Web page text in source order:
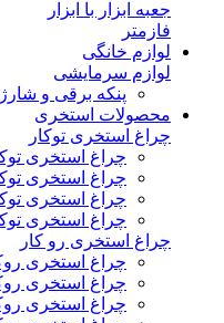
جعبه ابزار با ابزار
فازمتر
لوازم خانگی
لوازم سرمایشی
پنکه برقی و
محصولات استخری
چراغ استخری توکار
چراغ استخری
چراغ استخری
چراغ استخری
چراغ استخری
چراغ استخری رو کار
چراغ استخری
چراغ استخری
چراغ استخری